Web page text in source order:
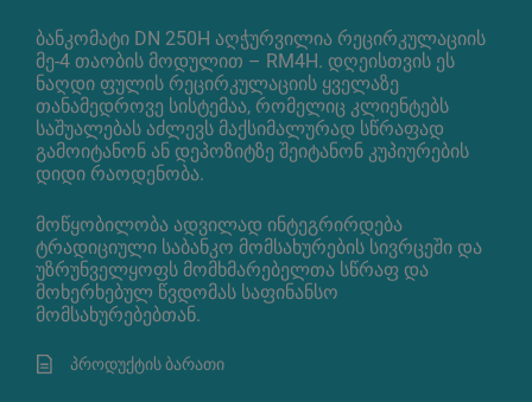
ბანკომატი DN 250H აღჭურვილია რეცირკულაციის
მე-4 თაობის მოდულით – RM4H. დღეისთვის ეს
ნაღდი ფულის რეცირკულაციის ყველაზე
თანამედროვე სისტემაა, რომელიც კლიენტებს
საშუალებას აძლევს მაქსიმალურად სწრაფად
გამოიტანონ ან დეპოზიტზე შეიტანონ კუპიურების
დიდი რაოდენობა.
მოწყობილობა ადვილად ინტეგრირდება
ტრადიციული საბანკო მომსახურების სივრცეში და
უზრუნველყოფს მომხმარებელთა სწრაფ და
მოხერხებულ წვდომას საფინანსო
მომსახურებებთან.
პროდუქტის ბარათი